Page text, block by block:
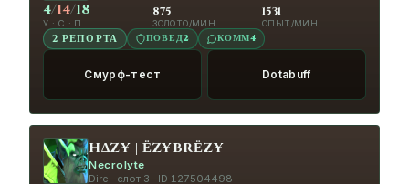
10:39 腐った穴 КОЛЕСО
Вражеский герой
10:44 H∆Z¥ | ЁZ¥BRЁZ¥ КОЛЕСО Отступаем!
10:47 H∆Z¥ | ЁZ¥BRЁZ¥
4/14/18
У · С · П
875
ЗОЛОТО/МИН
1531
ОПЫТ/МИН
2 РЕПОРТА ПОВЕД2 КОММ4
Смурф-тест Dotabuff
H∆Z¥ | ЁZ¥BRЁZ¥
Necrolyte
Dire · слот 3 · ID 127504498